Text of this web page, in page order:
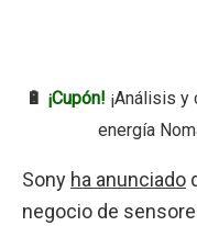
🔋 ¡Cupón! ¡Análisis
energía
Sony ha anunciado
negocio de